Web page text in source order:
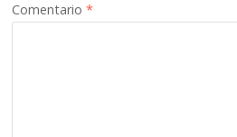
Comentario*